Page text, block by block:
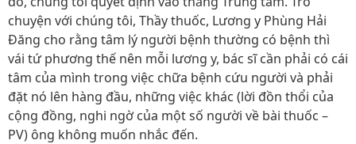
chuyện với chúng tôi, Thầy thuốc, Lương y Phùng Hải
Đăng cho rằng tâm lý người bệnh thường có bệnh thì
vái tứ phương thế nên mỗi lương y, bác sĩ cần phải có cái
tâm của mình trong việc chữa bệnh cứu người và phải
đặt nó lên hàng đầu, những việc khác (lời đồn thổi của
cộng đồng, nghi ngờ của một số người về bài thuốc –
PV) ông không muốn nhắc đến.